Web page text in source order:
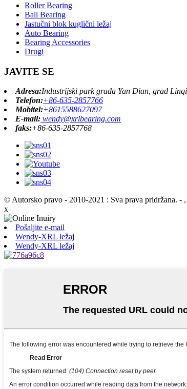
Roller Bearing
Ball Bearing
Jastučni blok kuglični ležaj
Auto Bearing
Bearing Accessories
Drugi
JAVITE SE
Adresa:Industrijski park grada Yan Dian, grad
Telefon:+86-635-2857766
Mobitel:+8615588627097
E-mail: wendy@xrlbearing.com
faks:+86-635-2857768
© Autorsko pravo - 2010-2021 : Sva prava pridržana. -
x
Pošaljite e-mail
Wendy-XRL ležaj
Wendy-XRL ležaj